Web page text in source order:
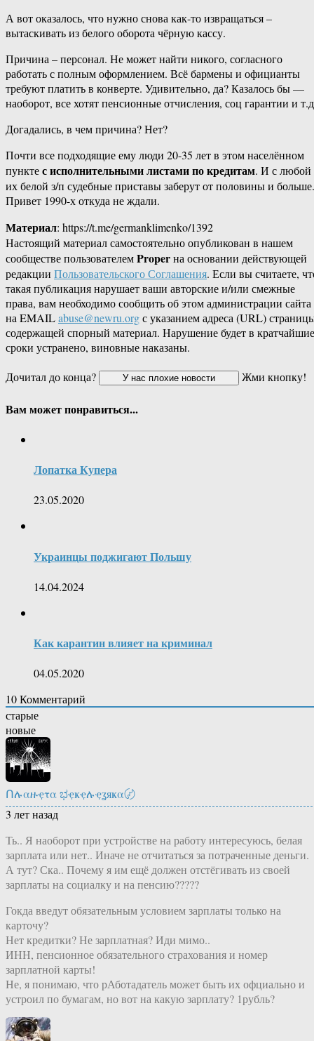
А вот оказалось, что нужно снова как-то извращаться –
вытаскивать из белого оборота чёрную кассу.
Причина – персонал. Не может найти никого, согласного
работать с полным оформлением. Всё бармены и официанты
требуют платить в конверте. Удивительно, да? Казалось бы —
наоборот, все хотят пенсионные отчисления, соц гарантии и
Догадались, в чем причина? Нет?
Почти все подходящие ему люди 20-35 лет в этом населённом
пунктес исполнительными листами по кредитам. И с любой
их белой з/п судебные приставы заберут от половины и больше.
Привет 1990-х откуда не ждали.
Материал: https://t.me/germanklimenko/1392
Настоящий материал самостоятельно опубликован в нашем
сообществе пользователемProperна основании действующей
редакции Пользовательского Соглашения. Если вы считаете,
такая публикация нарушает ваши авторские и/или смежные
права, вам необходимо сообщить об этом администрации сайта
на EMAILabuse@newru.orgс указанием адреса (URL)
содержащей спорный материал. Нарушение будет в кратчайшие
сроки устранено, виновные наказаны.
Дочитал до конца?
Жми кнопку!
Вам может понравиться...
Лопатка Купера
23.05.2020
Украинцы поджигают Польшу
14.04.2024
Как карантин влияет на криминал
04.05.2020
10Комментарий
старые
новые
Ոሉαዙҿτα ಭҿҝҿሉҿʓяҝα〄
3 лет назад
Ть.. Я наоборот при устройстве на работу интересуюсь, белая
зарплата или нет.. Иначе не отчитаться за потраченные деньги.
А тут? Ска.. Почему я им ещё должен отстёгивать из своей
зарплаты на социалку и на пенсию?????
Гокда введут обязательным условием зарплаты только на
карточу?
Нет кредитки? Не зарплатная? Иди мимо..
ИНН, пенсионное обязательного страхования и номер
зарплатной карты!
Не, я понимаю, что рАботадатель может быть их офциально и
устроил по бумагам, но вот на какую зарплату? 1рубль?